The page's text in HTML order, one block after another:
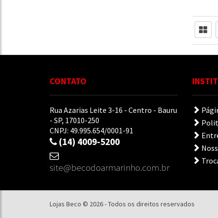
CONTATO
Rua Azarias Leite 3-16 - Centro - Bauru
- SP, 17010-250
CNPJ: 49.995.654/0001-91
(14) 4009-5200
site@becodoarmarinho.com.br
Lojas Beco © 2026 - Todos os direitos reservados